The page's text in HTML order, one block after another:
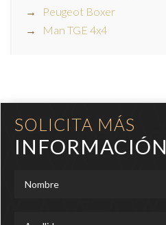
Peugeot Boxer
Man TGE 4x4
SOLICITA MÁS
INFORMACIÓN